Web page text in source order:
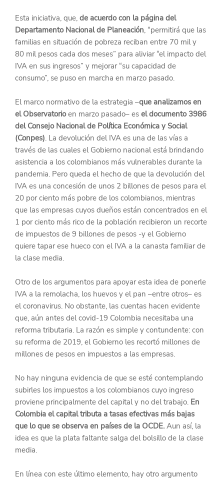
Esta iniciativa, que, de acuerdo con la página del
Departamento Nacional de Planeación, “permitirá que las
familias en situación de pobreza reciban entre 70 mil y
80 mil pesos cada dos meses” para aliviar “el impacto del
IVA en sus ingresos” y mejorar “su capacidad de
consumo”, se puso en marcha en marzo pasado.
El marco normativo de la estrategia –que analizamos en
el Observatorio en marzo pasado– es el documento 3986
del Consejo Nacional de Política Económica y Social
(Conpes). La devolución del IVA es una de las vías a
través de las cuales el Gobierno nacional está brindando
asistencia a los colombianos más vulnerables durante la
pandemia. Pero queda el hecho de que la devolución del
IVA es una concesión de unos 2 billones de pesos para el
20 por ciento más pobre de los colombianos, mientras
que las empresas cuyos dueños están concentrados en el
1 por ciento más rico de la población recibieron un recorte
de impuestos de 9 billones de pesos -y el Gobierno
quiere tapar ese hueco con el IVA a la canasta familiar de
la clase media.
Otro de los argumentos para apoyar esta idea de ponerle
IVA a la remolacha, los huevos y el pan –entre otros– es
el coronavirus. No obstante, las cuentas hacen evidente
que, aún antes del covid-19 Colombia necesitaba una
reforma tributaria. La razón es simple y contundente: con
su reforma de 2019, el Gobierno les recortó millones de
millones de pesos en impuestos a las empresas.
No hay ninguna evidencia de que se esté contemplando
subirles los impuestos a los colombianos cuyo ingreso
proviene principalmente del capital y no del trabajo. En
Colombia el capital tributa a tasas efectivas más bajas
que lo que se observa en países de la OCDE. Aun así, la
idea es que la plata faltante salga del bolsillo de la clase
media.
En línea con este último elemento, hay otro argumento